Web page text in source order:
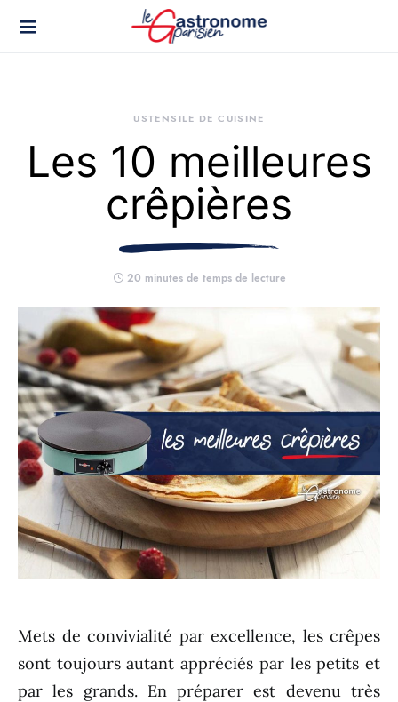
USTENSILE DE CUISINE
Les 10 meilleures
crêpières
20 minutes de temps de lecture
Mets de convivialité par excellence, les crêpes
sont toujours autant appréciés par les petits et
par les grands. En préparer est devenu très